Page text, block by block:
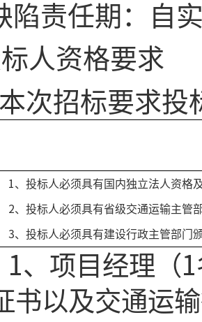
陷责任期：自
人资格要求
本次招标要求投
1、投标人必须具有国内独立法人资格
2、投标人必须具有省级交通运输主管
3、投标人必须具有建设行政主管部门
1、 项目经理（1
书以及交通运